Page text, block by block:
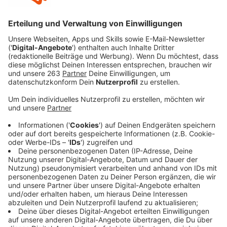
Der 26-Jährige aus Pleasantville/New York ist seit
wenigen Jahren erst im Musikgeschäft, hat sich
spätestens 2023 einen Namen gemacht. Ambor tourt
zurzeit durch Europa, macht daher auch einen Halt bei
uns - zum Gespräch bei uns im Studio. Moderator
Sascha Fassbender hat mit Ambor über seine
erfolgreiche Single "Belong Together", die vor allem
bei TikTok viral gegangen ist und seine ersten
Eindrücke in Deutschland gesprochen. Außerdem gab
es noch eine kleine Runde "entweder, oder" bei der wir
erfahren, ob Mark lieber salzig oder süß ist und für
welche Küste der USA sein Herz schlägt.
Anzeige